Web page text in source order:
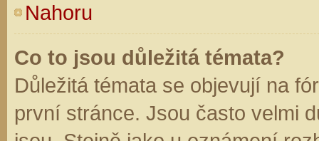
Nahoru
Co to jsou důležitá témata?
Důležitá témata se objevují na
první stránce. Jsou často velmi